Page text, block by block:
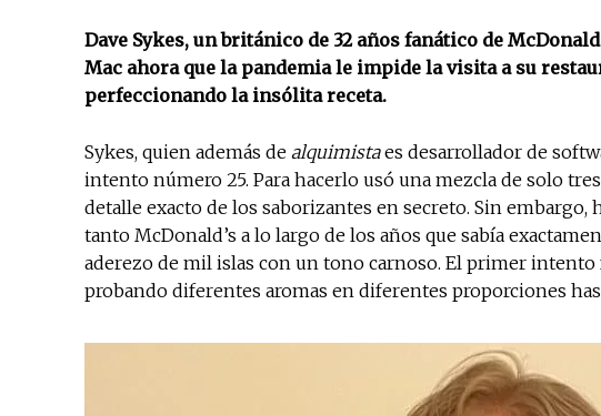
Dave Sykes, un británico de 32 años fanático de
Mac ahora que la pandemia le impide la visita a su
perfeccionando la insólita receta.
Sykes, quien además de alquimistaes desarrollador de
intento número 25. Para hacerlo usó una mezcla de solo
detalle exacto de los saborizantes en secreto. Sin embargo,
tanto McDonald’s a lo largo de los años que sabía
aderezo de mil islas con un tono carnoso. El primer intento
probando diferentes aromas en diferentes proporciones